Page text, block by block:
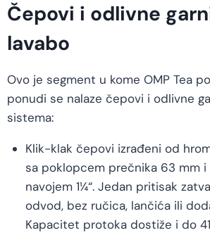
Čepovi i odlivne
lavabo
Ovo je segment u kome OMP Tea
ponudi se nalaze čepovi i odlivne
sistema:
Klik-klak čepovi izrađeni od
sa poklopcem prečnika 63 mm
navojem 1¼“. Jedan pritisak
odvod, bez ručica, lančića ili
Kapacitet protoka dostiže i do